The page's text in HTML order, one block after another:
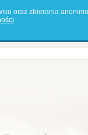
oraz zbierania
.